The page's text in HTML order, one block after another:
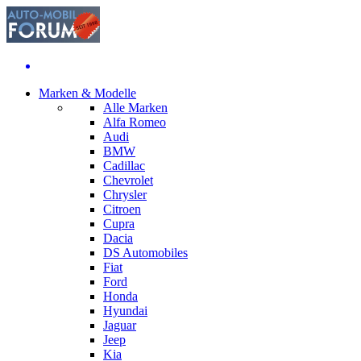
Marken & Modelle
Alle Marken
Alfa Romeo
Audi
BMW
Cadillac
Chevrolet
Chrysler
Citroen
Cupra
Dacia
DS Automobiles
Fiat
Ford
Honda
Hyundai
Jaguar
Jeep
Kia